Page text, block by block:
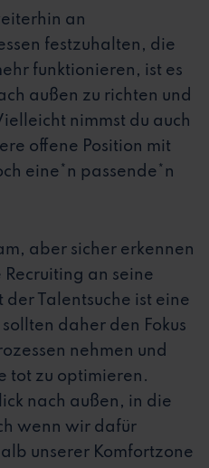
an
festzuhalten, die
funktionieren, ist es
außen zu richten und
nimmst du auch
offene Position mit
eine*n passende*n
aber sicher erkennen
Recruiting an seine
Talentsuche ist eine
daher den Fokus
nehmen und
tot zu optimieren.
nach außen, in die
wenn wir dafür
unserer Komfortzone